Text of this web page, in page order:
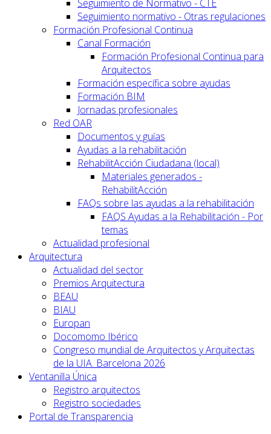
Seguimiento de Normativo - CTE
Seguimiento normativo - Otras regulaciones
Formación Profesional Continua
Canal Formación
Formación Profesional Continua para
Arquitectos
Formación específica sobre ayudas
Formación BIM
Jornadas profesionales
Red OAR
Documentos y guías
Ayudas a la rehabilitación
RehabilitAcción Ciudadana (local)
Materiales generados -
RehabilitAcción
FAQs sobre las ayudas a la rehabilitación
FAQS Ayudas a la Rehabilitación - Por
temas
Actualidad profesional
Arquitectura
Actualidad del sector
Premios Arquitectura
BEAU
BIAU
Europan
Docomomo Ibérico
Congreso mundial de Arquitectos y Arquitectas
de la UIA. Barcelona 2026
Ventanilla Única
Registro arquitectos
Registro sociedades
Portal de Transparencia